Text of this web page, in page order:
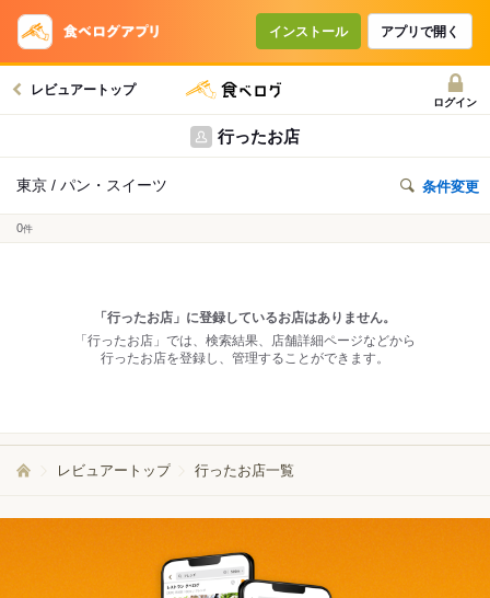
インストール アプリで開く
レビュアートップ
ログイン
行ったお店
東京 / パン・スイーツ 条件変更
0件
「行ったお店」に登録しているお店はありません。
「行ったお店」では、検索結果、店舗詳細ページなどから
行ったお店を登録し、管理することができます。
レビュアートップ 行ったお店一覧